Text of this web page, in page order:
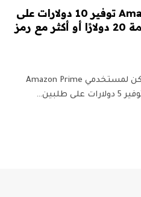
يمكن لأعضاء Amazon Prime توفير 10 دولارات على
طلبين من Grubhub بقيمة 20 دولارًا أو أكثر مع رمز
وفر 10 دولارات: حتى 7 أبريل ، يمكن لمستخدمي Amazon Prime